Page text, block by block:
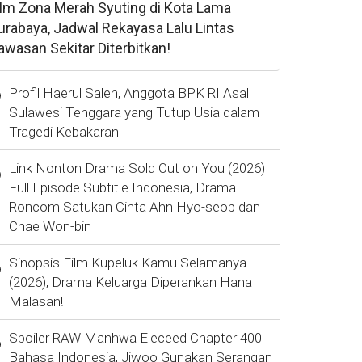
Zona Merah Syuting di Kota Lama
Jadwal Rekayasa Lalu Lintas
Sekitar Diterbitkan!
Profil Haerul Saleh, Anggota BPK RI Asal
Sulawesi Tenggara yang Tutup Usia dalam
Tragedi Kebakaran
Link Nonton Drama Sold Out on You (2026)
Full Episode Subtitle Indonesia, Drama
Roncom Satukan Cinta Ahn Hyo-seop dan
Chae Won-bin
Sinopsis Film Kupeluk Kamu Selamanya
(2026), Drama Keluarga Diperankan Hana
Malasan!
Spoiler RAW Manhwa Eleceed Chapter 400
Bahasa Indonesia, Jiwoo Gunakan Serangan